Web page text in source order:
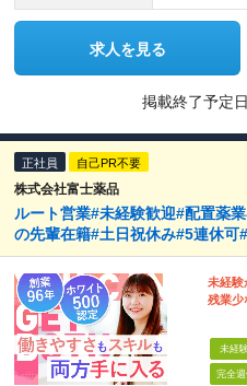
求人を見る
掲載終了予定
正社員 自己PR不要
株式会社富士薬品
ルート営業#未経験歓迎#配置薬
の先輩在籍#土日祝休み#5連休可
未経験
残業少
未経
完全週